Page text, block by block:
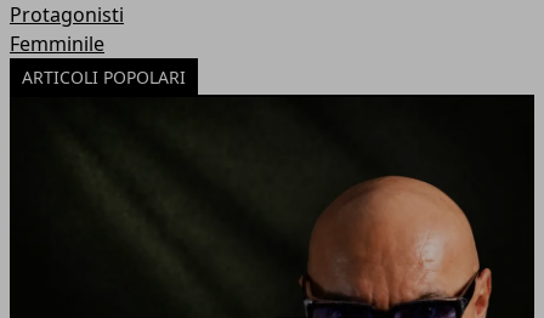
Protagonisti
Femminile
ARTICOLI POPOLARI